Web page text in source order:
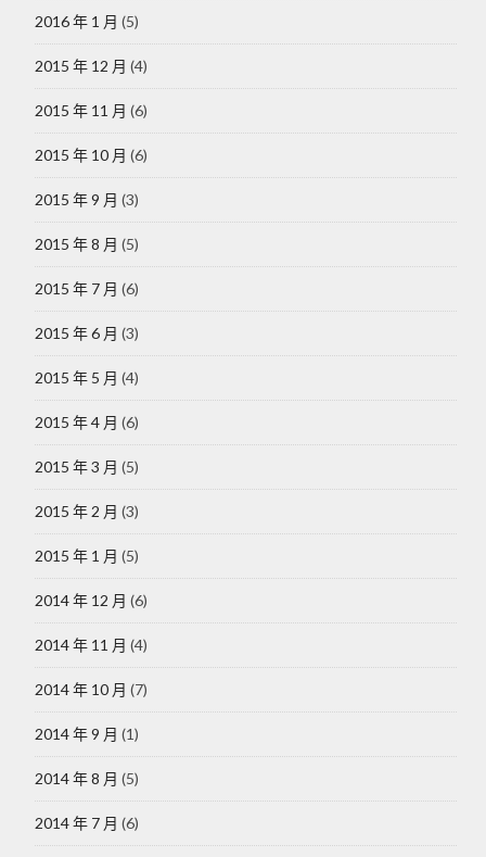
2016 年 1 月 (5)
2015 年 12 月 (4)
2015 年 11 月 (6)
2015 年 10 月 (6)
2015 年 9 月 (3)
2015 年 8 月 (5)
2015 年 7 月 (6)
2015 年 6 月 (3)
2015 年 5 月 (4)
2015 年 4 月 (6)
2015 年 3 月 (5)
2015 年 2 月 (3)
2015 年 1 月 (5)
2014 年 12 月 (6)
2014 年 11 月 (4)
2014 年 10 月 (7)
2014 年 9 月 (1)
2014 年 8 月 (5)
2014 年 7 月 (6)